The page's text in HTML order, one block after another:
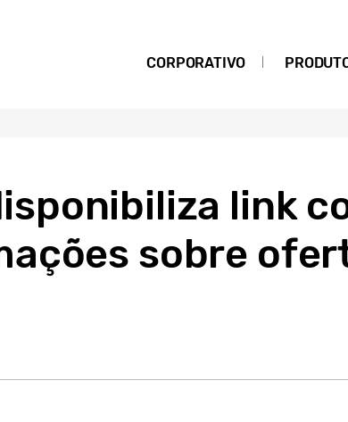
CORPORATIVO
link
sobre